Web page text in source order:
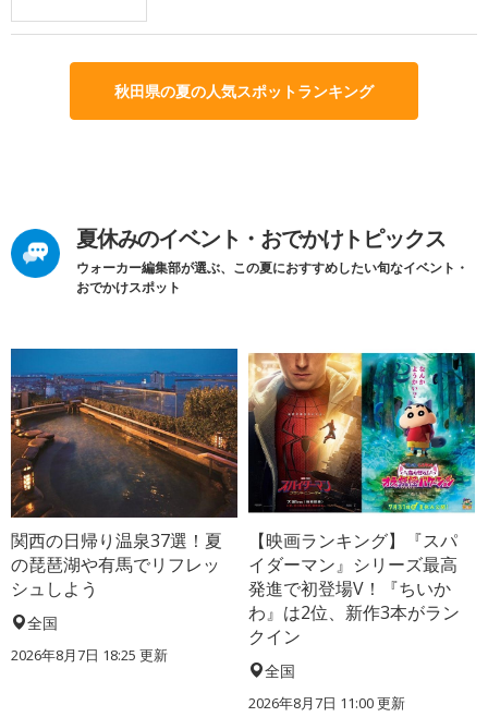
秋田県の夏の人気スポットランキング
夏休みのイベント・おでかけトピックス
ウォーカー編集部が選ぶ、この夏におすすめしたい旬なイベント・
おでかけスポット
関西の日帰り温泉37選！夏
の琵琶湖や有馬でリフレッ
シュしよう
全国
2026年8月7日 18:25 更新
【映画ランキング】『スパ
イダーマン』シリーズ最高
発進で初登場V！『ちいか
わ』は2位、新作3本がラン
クイン
全国
2026年8月7日 11:00更新